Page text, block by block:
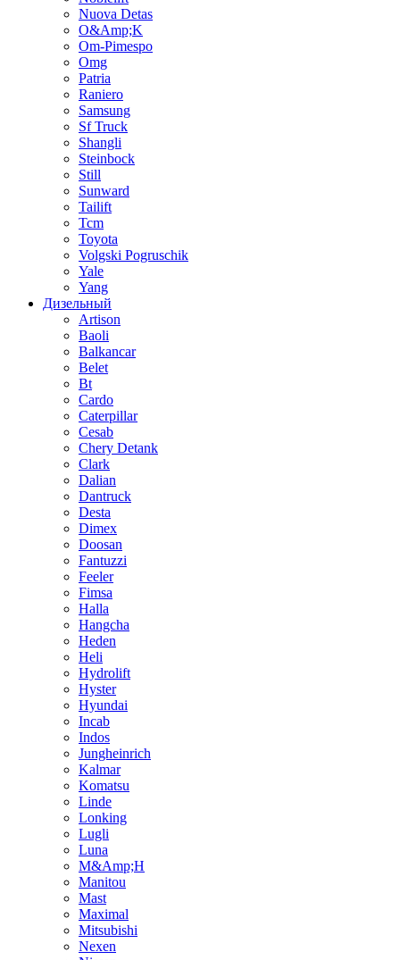
Nuova Detas
O&Amp;K
Om-Pimespo
Omg
Patria
Raniero
Samsung
Sf Truck
Shangli
Steinbock
Still
Sunward
Tailift
Tcm
Toyota
Volgski Pogruschik
Yale
Yang
Дизельный
Artison
Baoli
Balkancar
Belet
Bt
Cardo
Caterpillar
Cesab
Chery Detank
Clark
Dalian
Dantruck
Desta
Dimex
Doosan
Fantuzzi
Feeler
Fimsa
Halla
Hangcha
Heden
Heli
Hydrolift
Hyster
Hyundai
Incab
Indos
Jungheinrich
Kalmar
Komatsu
Linde
Lonking
Lugli
Luna
M&Amp;H
Manitou
Mast
Maximal
Mitsubishi
Nexen